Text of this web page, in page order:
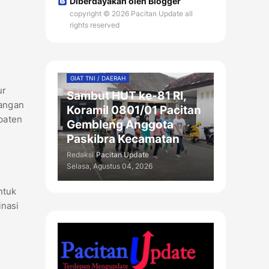
copyright © 2026 Pacitan Update all
rights reserved
GIAT TNI / DAERAH
Sambut HUT ke-81 RI,
Koramil 0801/01 Pacitan
Gembleng Anggota
Paskibra Kecamatan
Redaksi Pacitan Update
Selasa, Agustus 04, 2026